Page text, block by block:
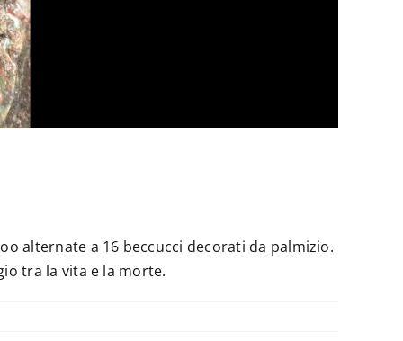
alternate a 16 beccucci decorati da palmizio.
tra la vita e la morte.